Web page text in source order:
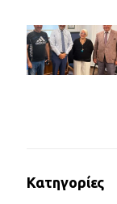
Κατηγορίες